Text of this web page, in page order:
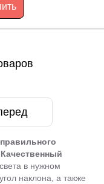
Качественный
в нужном
наклона, а также